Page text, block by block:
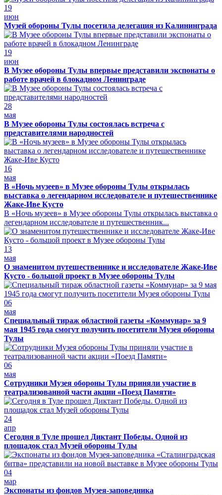
19
июн
Музей обороны Тулы посетила делегация из Калининграда
19
июн
В Музее обороны Тулы впервые представили экспонаты о
работе врачей в блокадном Ленинграде
28
мая
В Музее обороны Тулы состоялась встреча с
представителями народностей
16
мая
В «Ночь музеев» в Музее обороны Тулы открылась
выставка о легендарном исследователе и путешественнике
Жаке-Иве Кусто
В «Ночь музеев» в Музее обороны Тулы открылась выставка о
легендарном исследователе и путешественник...
13
мая
О знаменитом путешественнике и исследователе Жаке-Иве
Кусто - большой проект в Музее обороны Тулы
06
мая
Специальный тираж областной газеты «Коммунар» за 9
мая 1945 года смогут получить посетители Музея обороны
Тулы
06
мая
Сотрудники Музея обороны Тулы приняли участие в
театрализованной части акции «Поезд Памяти»
24
апр
Сегодня в Туле прошел Диктант Победы. Одной из
площадок стал Музей обороны Тулы
04
мар
Экспонаты из фондов Музея-заповедника